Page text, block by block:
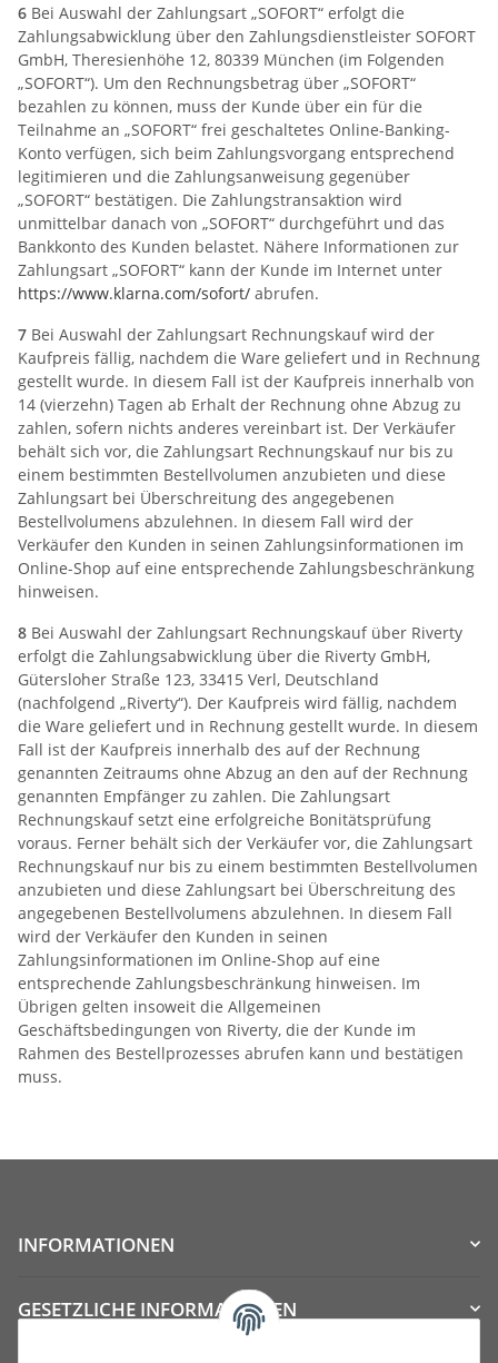
6 Bei Auswahl der Zahlungsart „SOFORT“ erfolgt die
Zahlungsabwicklung über den Zahlungsdienstleister SOFORT
GmbH, Theresienhöhe 12, 80339 München (im Folgenden
„SOFORT“). Um den Rechnungsbetrag über „SOFORT“
bezahlen zu können, muss der Kunde über ein für die
Teilnahme an „SOFORT“ frei geschaltetes Online-Banking-
Konto verfügen, sich beim Zahlungsvorgang entsprechend
legitimieren und die Zahlungsanweisung gegenüber
„SOFORT“ bestätigen. Die Zahlungstransaktion wird
unmittelbar danach von „SOFORT“ durchgeführt und das
Bankkonto des Kunden belastet. Nähere Informationen zur
Zahlungsart „SOFORT“ kann der Kunde im Internet unter
https://www.klarna.com/sofort/ abrufen.
7 Bei Auswahl der Zahlungsart Rechnungskauf wird der
Kaufpreis fällig, nachdem die Ware geliefert und in Rechnung
gestellt wurde. In diesem Fall ist der Kaufpreis innerhalb von
14 (vierzehn) Tagen ab Erhalt der Rechnung ohne Abzug zu
zahlen, sofern nichts anderes vereinbart ist. Der Verkäufer
behält sich vor, die Zahlungsart Rechnungskauf nur bis zu
einem bestimmten Bestellvolumen anzubieten und diese
Zahlungsart bei Überschreitung des angegebenen
Bestellvolumens abzulehnen. In diesem Fall wird der
Verkäufer den Kunden in seinen Zahlungsinformationen im
Online-Shop auf eine entsprechende Zahlungsbeschränkung
hinweisen.
8 Bei Auswahl der Zahlungsart Rechnungskauf über Riverty
erfolgt die Zahlungsabwicklung über die Riverty GmbH,
Gütersloher Straße 123, 33415 Verl, Deutschland
(nachfolgend „Riverty“). Der Kaufpreis wird fällig, nachdem
die Ware geliefert und in Rechnung gestellt wurde. In diesem
Fall ist der Kaufpreis innerhalb des auf der Rechnung
genannten Zeitraums ohne Abzug an den auf der Rechnung
genannten Empfänger zu zahlen. Die Zahlungsart
Rechnungskauf setzt eine erfolgreiche Bonitätsprüfung
voraus. Ferner behält sich der Verkäufer vor, die Zahlungsart
Rechnungskauf nur bis zu einem bestimmten Bestellvolumen
anzubieten und diese Zahlungsart bei Überschreitung des
angegebenen Bestellvolumens abzulehnen. In diesem Fall
wird der Verkäufer den Kunden in seinen
Zahlungsinformationen im Online-Shop auf eine
entsprechende Zahlungsbeschränkung hinweisen. Im
Übrigen gelten insoweit die Allgemeinen
Geschäftsbedingungen von Riverty, die der Kunde im
Rahmen des Bestellprozesses abrufen kann und bestätigen
muss.
INFORMATIONEN
GESETZLICHE INFORMATIONEN